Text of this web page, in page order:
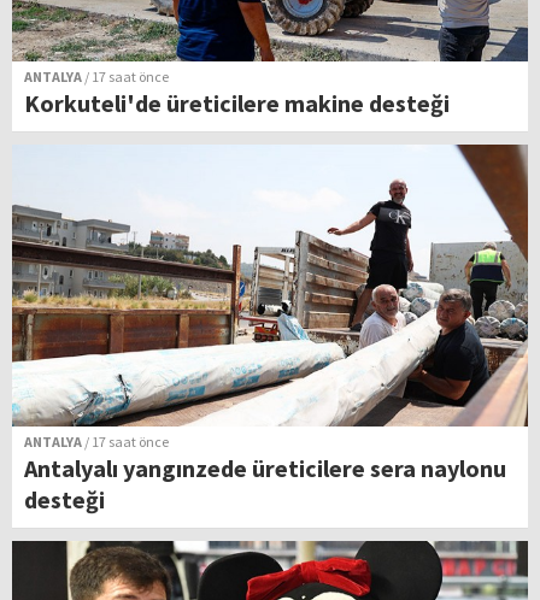
ANTALYA / 17 saat önce
Korkuteli'de üreticilere makine desteği
ANTALYA / 17 saat önce
Antalyalı yangınzede üreticilere sera naylonu
desteği